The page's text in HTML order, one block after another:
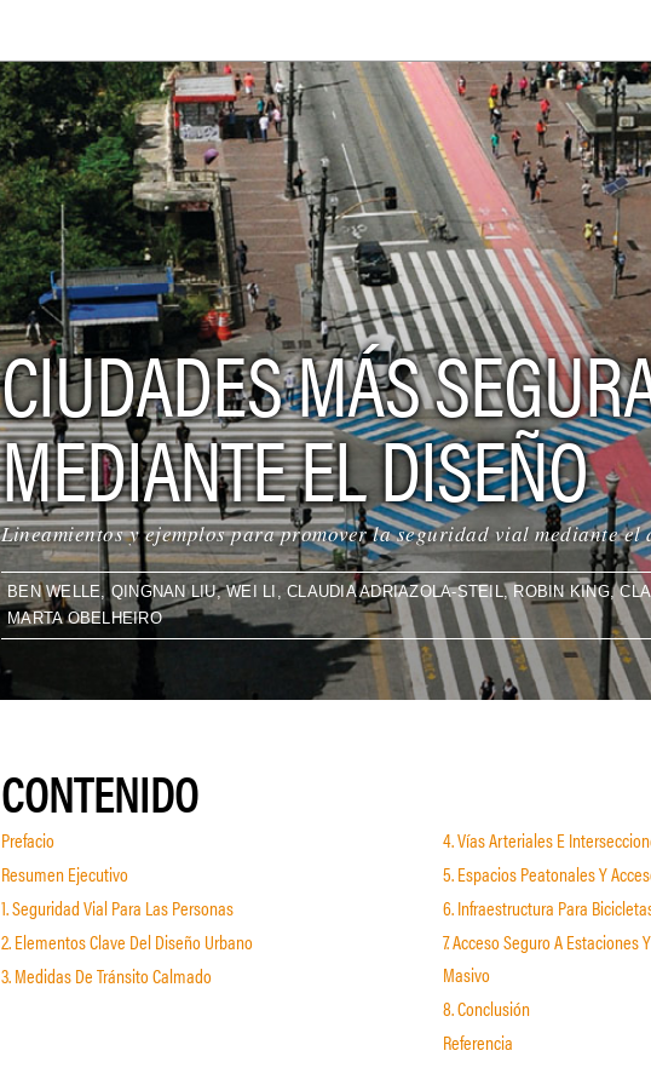
CIUDADES MÁS
MEDIANTE EL DISEÑO
Lineamientos y ejemplos para promover la seguridad vial mediante
BEN WELLE, QINGNAN LIU, WEI LI, CLAUDIA ADRIAZOLA-STEIL, ROBIN KING,
MARTA OBELHEIRO
CONTENIDO
Prefacio
Resumen Ejecutivo
1. Seguridad Vial Para Las Personas
2. Elementos Clave Del Diseño Urbano
3. Medidas De Tránsito Calmado
4. Vías Arteriales E
5. Espacios Peatonales Y
6. Infraestructura Para
7. Acceso Seguro A Estaciones
Masivo
8. Conclusión
Referencia